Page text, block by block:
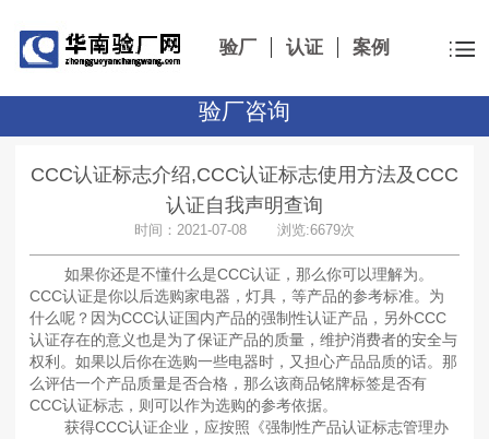
验厂 认证 案例
验厂咨询
CCC认证标志介绍,CCC认证标志使用方法及CCC
认证自我声明查询
时间：2021-07-08 浏览:6679次
如果你还是不懂什么是CCC认证，那么你可以理解为。
CCC认证是你以后选购家电器，灯具，等产品的参考标准。为
什么呢？因为CCC认证国内产品的强制性认证产品，另外CCC
认证存在的意义也是为了保证产品的质量，维护消费者的安全与
权利。如果以后你在选购一些电器时，又担心产品品质的话。那
么评估一个产品质量是否合格，那么该商品铭牌标签是否有
CCC认证标志，则可以作为选购的参考依据。
获得CCC认证企业，应按照《强制性产品认证标志管理办